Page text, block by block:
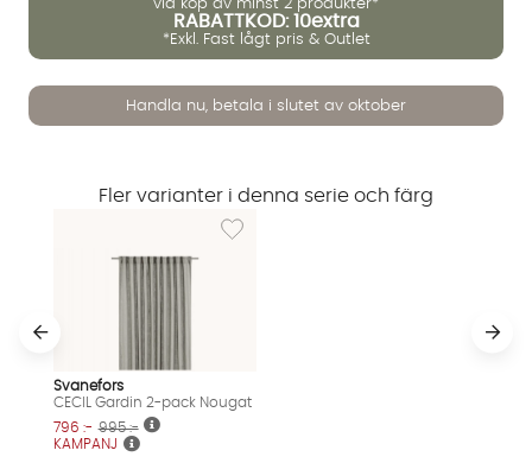
RABATTKOD: 10extra
*Exkl. Fast lågt pris & Outlet
Handla nu, betala i slutet av oktober
Fler varianter i denna serie och färg
Lägg till i önskelista: CECIL Gardin 2-pack
Svanefors
CECIL Gardin 2-pack Nougat
KAMPANJ
796 :- 995 :-
Vi använder AI för att svara på dina frågor. Konversationen
sparas i upp till 24 timmar för att kunna hjälpa dig. Vi delar
inte dina uppgifter med tredje part. Läs mer i vår